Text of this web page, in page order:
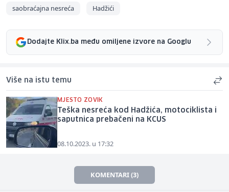
saobraćajna nesreća Hadžići
Dodajte Klix.ba među omiljene izvore na Googlu
Više na istu temu
MJESTO ZOVIK
Teška nesreća kod Hadžića, motociklista i
saputnica prebačeni na KCUS
08.10.2023. u 17:32
KOMENTARI (3)